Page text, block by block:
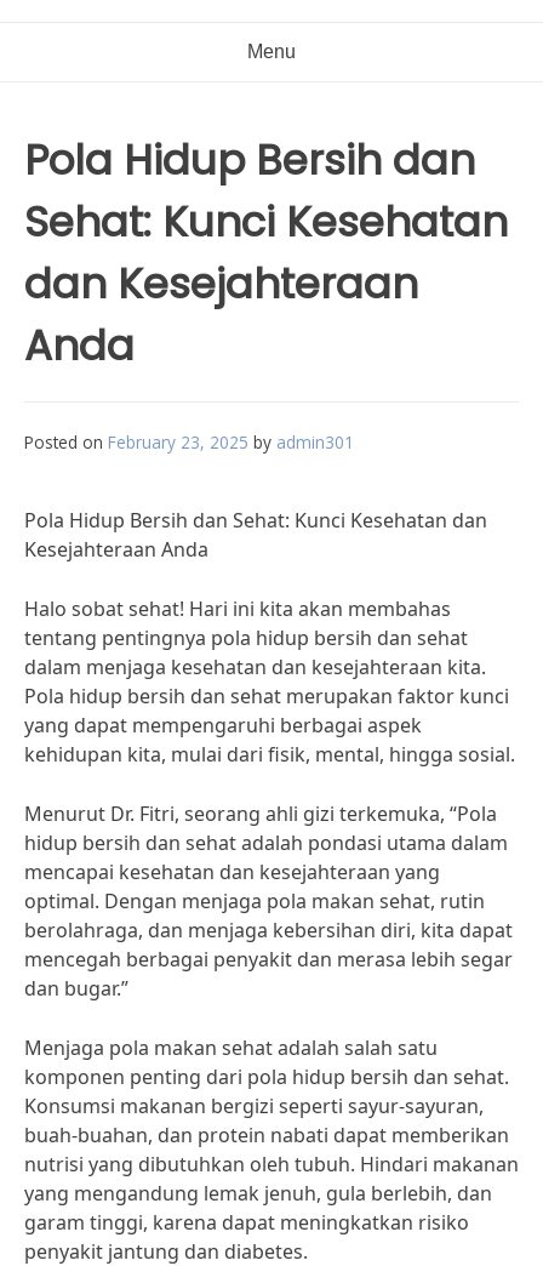
Menu
Pola Hidup Bersih dan
Sehat: Kunci Kesehatan
dan Kesejahteraan
Anda
Posted on February 23, 2025 by admin301
Pola Hidup Bersih dan Sehat: Kunci Kesehatan dan
Kesejahteraan Anda
Halo sobat sehat! Hari ini kita akan membahas
tentang pentingnya pola hidup bersih dan sehat
dalam menjaga kesehatan dan kesejahteraan kita.
Pola hidup bersih dan sehat merupakan faktor kunci
yang dapat mempengaruhi berbagai aspek
kehidupan kita, mulai dari fisik, mental, hingga sosial.
Menurut Dr. Fitri, seorang ahli gizi terkemuka, “Pola
hidup bersih dan sehat adalah pondasi utama dalam
mencapai kesehatan dan kesejahteraan yang
optimal. Dengan menjaga pola makan sehat, rutin
berolahraga, dan menjaga kebersihan diri, kita dapat
mencegah berbagai penyakit dan merasa lebih segar
dan bugar.”
Menjaga pola makan sehat adalah salah satu
komponen penting dari pola hidup bersih dan sehat.
Konsumsi makanan bergizi seperti sayur-sayuran,
buah-buahan, dan protein nabati dapat memberikan
nutrisi yang dibutuhkan oleh tubuh. Hindari makanan
yang mengandung lemak jenuh, gula berlebih, dan
garam tinggi, karena dapat meningkatkan risiko
penyakit jantung dan diabetes.